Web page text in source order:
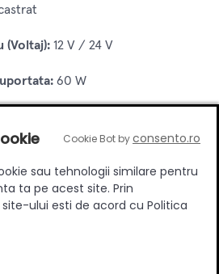
(Voltaj): 12 V / 24 V
60 W
1.5 m
Cookie Bot byconsento.ro
sau tehnologii similare pentru
ta pe acest site. Prin
esti de acord cu Politica